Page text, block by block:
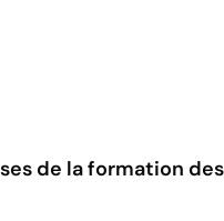
de la formation